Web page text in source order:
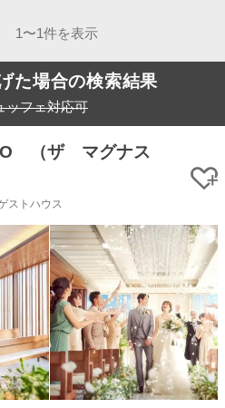
1〜1件を表示
た場合の検索結果
ッフェ対応可
（ザ マグナス
ストハウス